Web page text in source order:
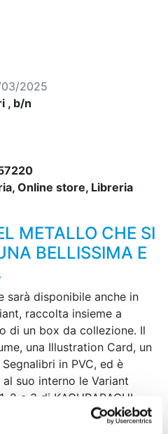
03/2025
, b/n
Online store, Libreria
METALLO CHE SI
BELLISSIMA E
sarà disponibile anche in
raccolta insieme a
di un box da collezione. Il
una Illustration Card, un
in PVC, ed è
suo interno le Variant
e 3 di KAGURABACHI.